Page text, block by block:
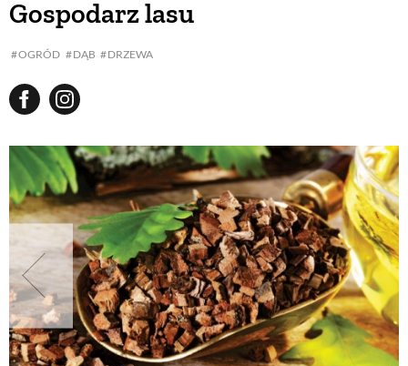
Gospodarz lasu
OGRÓD DĄB DRZEWABUDUJEMY DOM
WARZYWA I OWOCE
ROŚLINY OGRODOWE
PORADY
ZIELEŃ W DOMU